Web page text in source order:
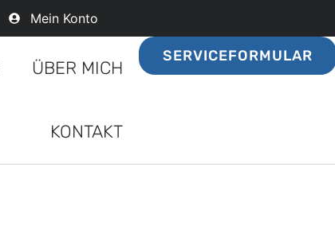
Mein Konto
ÜBER MICH
KONTAKT
SERVICEFORMULAR